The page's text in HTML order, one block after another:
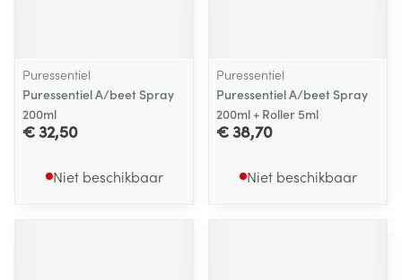
Puressentiel
Puressentiel A/beet Spray
200ml
€ 32,50
Niet beschikbaar
Puressentiel
Puressentiel A/beet Spray
200ml + Roller 5ml
€ 38,70
Niet beschikbaar